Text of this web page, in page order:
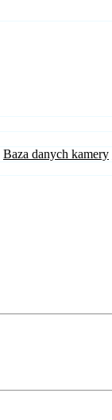
Baza danych kamery